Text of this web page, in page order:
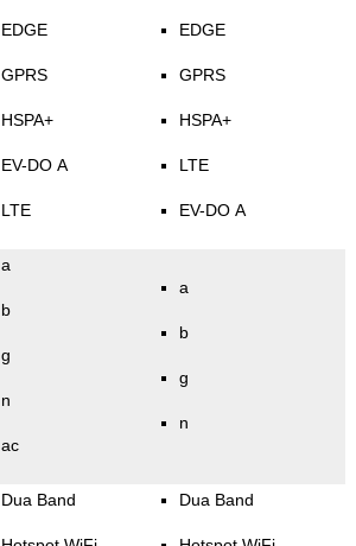
EDGE
GPRS
HSPA+
EV-DO A
LTE
EDGE
GPRS
HSPA+
LTE
EV-DO A
a
b
g
n
ac
a
b
g
n
Dua Band Dua Band